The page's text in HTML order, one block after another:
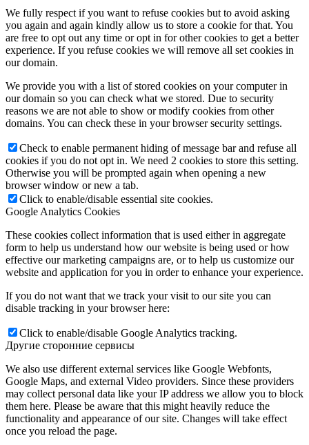
We fully respect if you want to refuse cookies but to avoid asking
you again and again kindly allow us to store a cookie for that. You
are free to opt out any time or opt in for other cookies to get a better
experience. If you refuse cookies we will remove all set cookies in
our domain.
We provide you with a list of stored cookies on your computer in
our domain so you can check what we stored. Due to security
reasons we are not able to show or modify cookies from other
domains. You can check these in your browser security settings.
Check to enable permanent hiding of message bar and refuse all
cookies if you do not opt in. We need 2 cookies to store this setting.
Otherwise you will be prompted again when opening a new
browser window or new a tab.
Click to enable/disable essential site cookies.
Google Analytics Cookies
These cookies collect information that is used either in aggregate
form to help us understand how our website is being used or how
effective our marketing campaigns are, or to help us customize our
website and application for you in order to enhance your experience.
If you do not want that we track your visit to our site you can
disable tracking in your browser here:
Click to enable/disable Google Analytics tracking.
Другие сторонние сервисы
We also use different external services like Google Webfonts,
Google Maps, and external Video providers. Since these providers
may collect personal data like your IP address we allow you to block
them here. Please be aware that this might heavily reduce the
functionality and appearance of our site. Changes will take effect
once you reload the page.